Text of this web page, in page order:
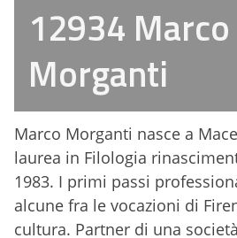
12934 Marco
Morganti
Marco Morganti nasce a
laurea in Filologia
1983. I primi passi
alcune fra le vocazioni di
cultura. Partner di una